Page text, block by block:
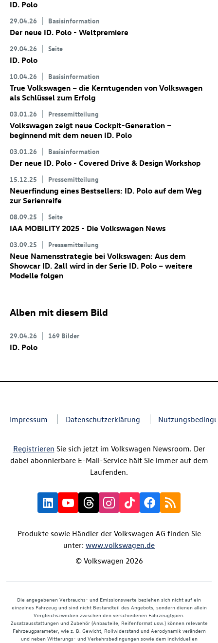
ID. Polo
29.04.26 Basisinformation
Der neue ID. Polo - Weltpremiere
29.04.26 Seite
ID. Polo
10.04.26 Basisinformation
True Volkswagen – die Kerntugenden von Volkswagen
als Schlüssel zum Erfolg
03.01.26 Pressemitteilung
Volkswagen zeigt neue Cockpit-Generation –
beginnend mit dem neuen ID. Polo
03.01.26 Basisinformation
Der neue ID. Polo - Covered Drive & Design Workshop
15.12.25 Pressemitteilung
Neuerfindung eines Bestsellers: ID. Polo auf dem Weg
zur Serienreife
08.09.25 Seite
IAA MOBILITY 2025 - Die Volkswagen News
03.09.25 Pressemitteilung
Neue Namensstrategie bei Volkswagen: Aus dem
Showcar ID. 2all wird in der Serie ID. Polo – weitere
Modelle folgen
Alben mit diesem Bild
29.04.26 169 Bilder
ID. Polo
Impressum Datenschutzerklärung
Registrieren Sie sich jetzt im Volkswagen Newsroom. Der
dabei abonnierbare E-Mail-Service hält Sie immer auf dem
Laufenden.
Produkte sowie Händler der Volkswagen AG finden Sie
unter: www.volkswagen.de
© Volkswagen 2026
Die angegebenen Verbrauchs- und Emissionswerte beziehen sich nicht auf ein
einzelnes Fahrzeug und sind nicht Bestandteil des Angebots, sondern dienen allein
Vergleichszwecken zwischen den verschiedenen Fahrzeugtypen.
Zusatzausstattungen und Zubehör (Anbauteile, Reifenformat usw.) können relevante
Fahrzeugparameter, wie z. B. Gewicht, Rollwiderstand und Aerodynamik verändern
und neben Witterungs- und Verkehrsbedingungen sowie dem individuellen